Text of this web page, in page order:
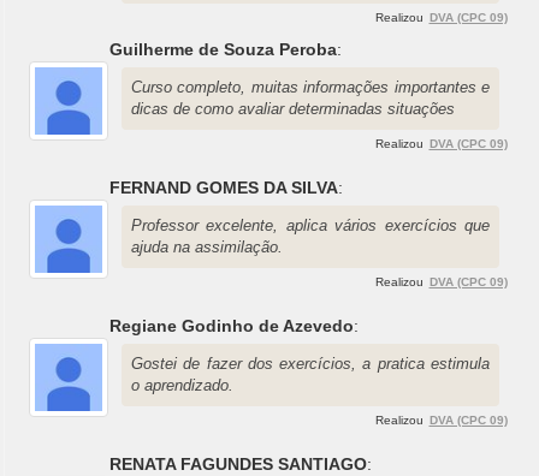
Realizou DVA (CPC 09)
Guilherme de Souza Peroba:
Curso completo, muitas informações importantes e
dicas de como avaliar determinadas situações
Realizou DVA (CPC 09)
FERNAND GOMES DA SILVA:
Professor excelente, aplica vários exercícios que
ajuda na assimilação.
Realizou DVA (CPC 09)
Regiane Godinho de Azevedo:
Gostei de fazer dos exercícios, a pratica estimula
o aprendizado.
Realizou DVA (CPC 09)
RENATA FAGUNDES SANTIAGO: